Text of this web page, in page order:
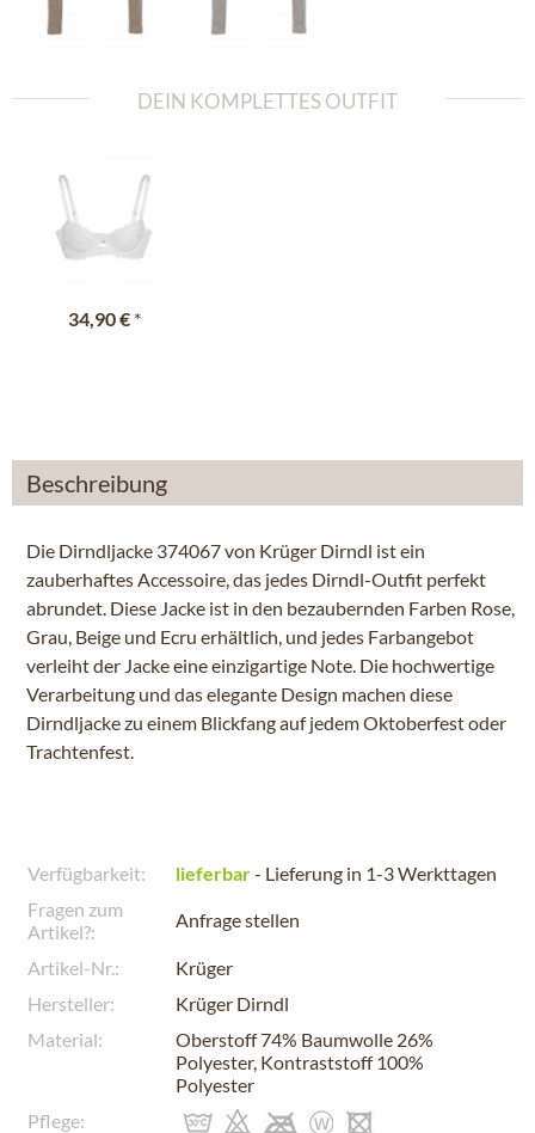
DEIN KOMPLETTES OUTFIT
34,90 € *
Beschreibung
Die Dirndljacke 374067 von Krüger Dirndl ist ein
zauberhaftes Accessoire, das jedes Dirndl-Outfit perfekt
abrundet. Diese Jacke ist in den bezaubernden Farben Rose,
Grau, Beige und Ecru erhältlich, und jedes Farbangebot
verleiht der Jacke eine einzigartige Note. Die hochwertige
Verarbeitung und das elegante Design machen diese
Dirndljacke zu einem Blickfang auf jedem Oktoberfest oder
Trachtenfest.
Verfügbarkeit: lieferbar- Lieferung in 1-3 Werkttagen
Fragen zum
Artikel?:
Anfrage stellen
Artikel-Nr.:
Krüger
Hersteller:
Krüger Dirndl
Material:
Oberstoff 74% Baumwolle 26%
Polyester, Kontraststoff 100%
Polyester
Pflege: